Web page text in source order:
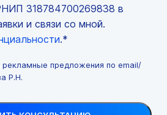
318784700269838 в
и связи со мной.
.*
рекламные предложения по email/
Р.Н.